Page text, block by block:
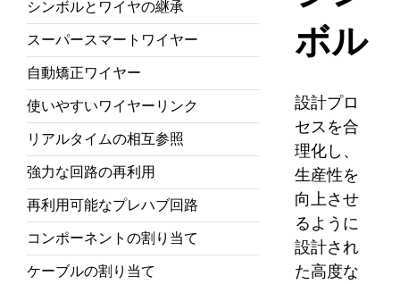
シンボルとワイヤの継承
スーパースマートワイヤー
自動矯正ワイヤー
使いやすいワイヤーリンク
リアルタイムの相互参照
強力な回路の再利用
再利用可能なプレハブ回路
コンポーネントの割り当て
ケーブルの割り当て
ボル
設計プロ
セスを合
理化し、
生産性を
向上させ
るように
設計され
た高度な